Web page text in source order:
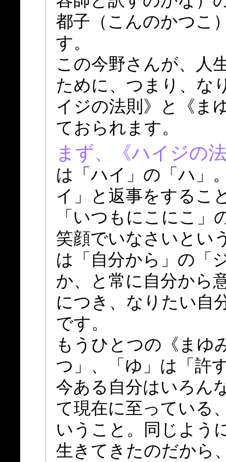
都子（こんのかつこ
す。
この今野さんが、人
ために、つまり、な
イジの法則》と《ま
ておられます。
まず、《ハイジの
は「ハイ」の「ハ」
イ」と返事をするこ
「いつもにこにこ」
笑顔でいなさいとい
は「自分から」の「
か、と常に自分から
につき、なりたい自
です。
もうひとつの《まゆ
つ」、「ゆ」は「許
今ある自分はいろん
て現在に至っている
いうこと。同じよう
生きてきたのだから